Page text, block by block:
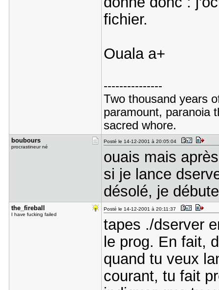
fichier.
Ouala a+
---------------
Two thousand years
paramount, paranoia
sacred whore.
boubours
procrastineur né
Posté le 14-12-2001 à 20:05:04
ouais mais
si je lance
désolé, je
the_fireba​ll
I have fucking failed
Posté le 14-12-2001 à 20:11:37
tapes ./dserver
le prog. En fait,
quand tu veux
courant, tu fait